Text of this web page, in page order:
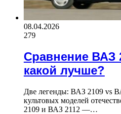
08.04.2026
279
Сравнение ВАЗ
какой лучше?
Две легенды: ВАЗ 2109 vs
культовых моделей
2109 и ВАЗ 2112 —…